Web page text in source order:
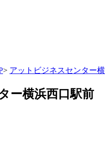
> アットビジネスセンター
ー横浜西口駅前